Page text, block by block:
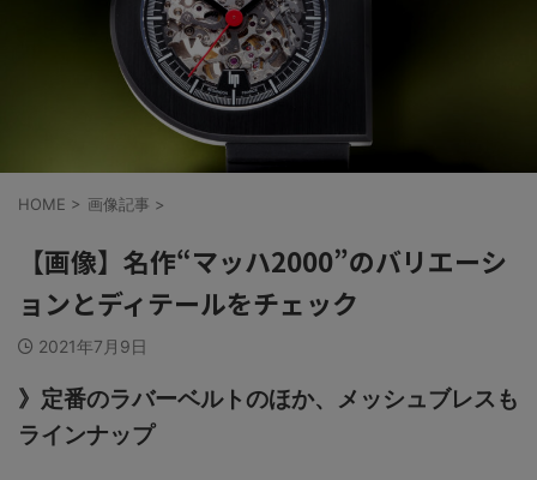
HOME > 画像記事 >
【画像】名作“マッハ2000”のバリエーシ
ョンとディテールをチェック
2021年7月9日
》定番のラバーベルトのほか、メッシュブレスも
ラインナップ